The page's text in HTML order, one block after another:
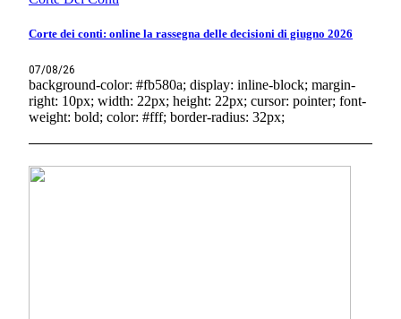
Corte dei conti: online la rassegna delle decisioni di giugno 2026
07/08/26
background-color: #fb580a; display: inline-block; margin-
right: 10px; width: 22px; height: 22px; cursor: pointer; font-
weight: bold; color: #fff; border-radius: 32px;